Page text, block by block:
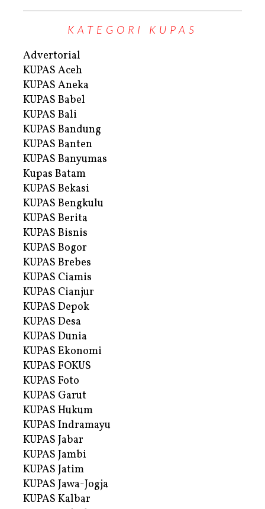
KATEGORI KUPAS
Advertorial
KUPAS Aceh
KUPAS Aneka
KUPAS Babel
KUPAS Bali
KUPAS Bandung
KUPAS Banten
KUPAS Banyumas
Kupas Batam
KUPAS Bekasi
KUPAS Bengkulu
KUPAS Berita
KUPAS Bisnis
KUPAS Bogor
KUPAS Brebes
KUPAS Ciamis
KUPAS Cianjur
KUPAS Depok
KUPAS Desa
KUPAS Dunia
KUPAS Ekonomi
KUPAS FOKUS
KUPAS Foto
KUPAS Garut
KUPAS Hukum
KUPAS Indramayu
KUPAS Jabar
KUPAS Jambi
KUPAS Jatim
KUPAS Jawa-Jogja
KUPAS Kalbar